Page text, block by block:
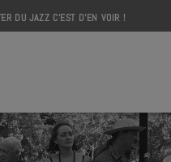
DU JAZZ C'EST D'EN VOIR !